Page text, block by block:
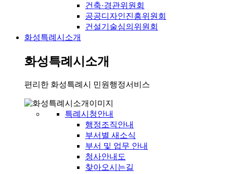
건축·경관위원회
공공디자인진흥위원회
건설기술심의위원회
화성특례시소개
화성특례시소개
편리한 화성특례시 민원행정서비스
특례시청안내
행정조직안내
부서별 새소식
부서 및 업무 안내
청사안내도
찾아오시는길